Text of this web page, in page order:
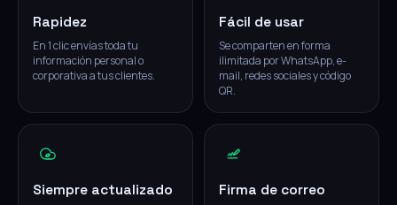
Rapidez
En 1 clic envías toda tu
información personal o
corporativa a tus clientes.
Fácil de usar
Se comparten en forma
ilimitada por WhatsApp, e-
mail, redes sociales y código
QR.
Siempre actualizado Firma de correo